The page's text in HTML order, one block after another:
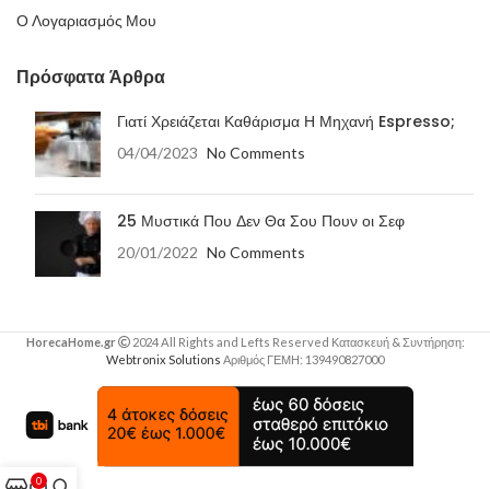
Ο Λογαριασμός Μου
Πρόσφατα Άρθρα
Γιατί Χρειάζεται Καθάρισμα Η Μηχανή Espresso;
04/04/2023 No Comments
25 Μυστικά Που Δεν Θα Σου Πουν οι Σεφ
20/01/2022 No Comments
HorecaHome.gr
2024 All Rights and Lefts Reserved Κατασκευή & Συντήρηση:
Webtronix Solutions Αριθμός ΓΕΜΗ: 139490827000
0